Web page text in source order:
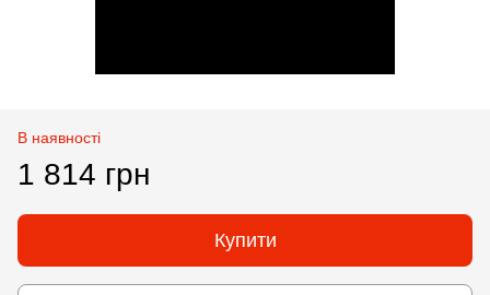
В наявності
1 814 грн
Купити